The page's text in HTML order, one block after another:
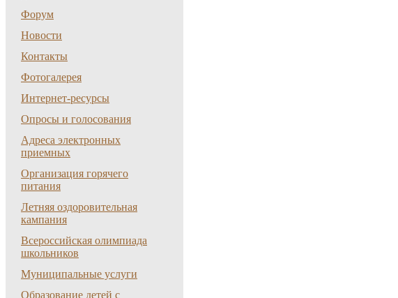
Форум
Новости
Контакты
Фотогалерея
Интернет-ресурсы
Опросы и голосования
Адреса электронных
приемных
Организация горячего
питания
Летняя оздоровительная
кампания
Всероссийская олимпиада
школьников
Муниципальные услуги
Образование детей с